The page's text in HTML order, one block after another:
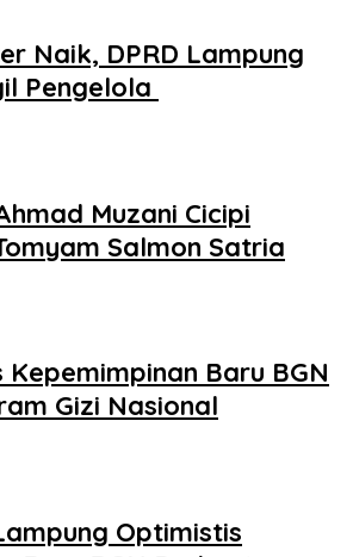
Naik, DPRD Lampung
Pengelola
Muzani Cicipi
Salmon Satria
Baru BGN
Gizi Nasional
Optimistis